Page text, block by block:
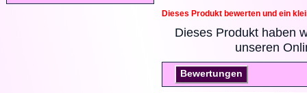
Dieses Produkt bewerten und ein
Dieses Produkt haben
unseren
Bewertungen